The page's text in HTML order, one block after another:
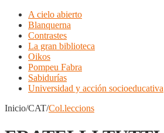
A cielo abierto
Blanquerna
Contrastes
La gran biblioteca
Oikos
Pompeu Fabra
Sabidurías
Universidad y acción socioeducativa
Inicio/CAT/Col.leccions